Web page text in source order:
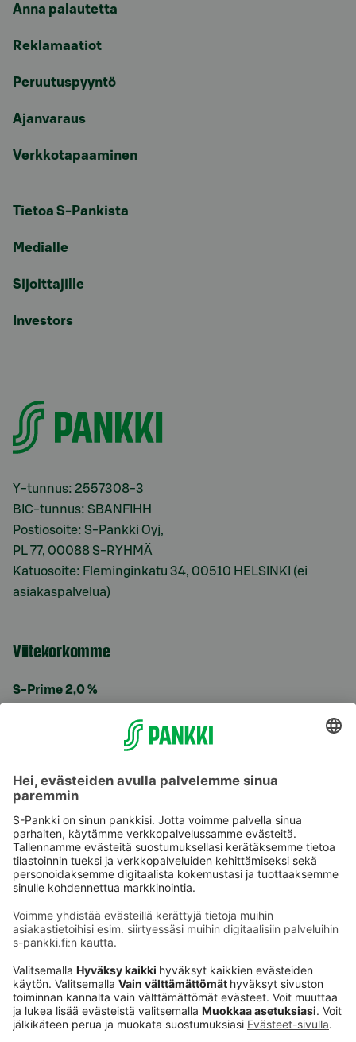
Anna palautetta
Reklamaatiot
Peruutuspyyntö
Ajanvaraus
Verkkotapaaminen
Tietoa S-Pankista
Medialle
Sijoittajille
Investors
Y-tunnus: 2557308-3
BIC-tunnus: SBANFIHH
Postiosoite: S-Pankki Oyj,
PL 77, 00088 S-RYHMÄ
Katuosoite: Fleminginkatu 34, 00510 HELSINKI (ei
asiakaspalvelua)
Viitekorkomme
S-Prime 2,0 %
Käyttöehdot
Saavutettavuusseloste
Evästeet
Verkkopalvelujen käytön edellytykset